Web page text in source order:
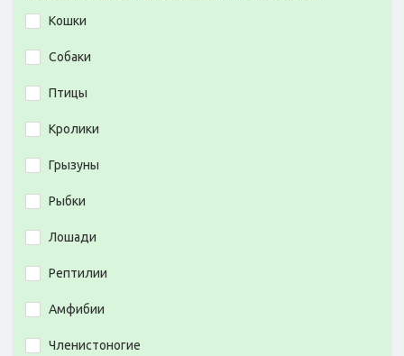
Кошки
Собаки
Птицы
Кролики
Грызуны
Рыбки
Лошади
Рептилии
Амфибии
Членистоногие